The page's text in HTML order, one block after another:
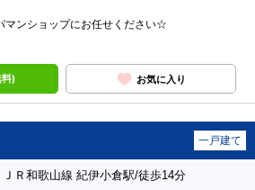
マンショップにお任せください☆
) お気に入り
一戸建て
ＪＲ和歌山線 紀伊小倉駅/徒歩14分